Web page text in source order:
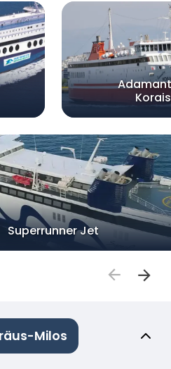
Korais
Superrunner Jet
Milos